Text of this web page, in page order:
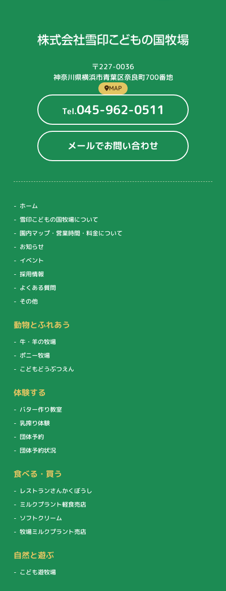
〒227-0036
神奈川県横浜市青葉区奈良町700番地
MAP
Tel.045-962-0511
メールでお問い合わせ
ホーム
雪印こどもの国牧場について
園内マップ・営業時間・料金について
お知らせ
イベント
採用情報
よくある質問
その他
動物とふれあう
牛・羊の牧場
ポニー牧場
こどもどうぶつえん
体験する
バター作り教室
乳搾り体験
団体予約
団体予約状況
食べる・買う
レストランさんかくぼうし
ミルクプラント軽食売店
ソフトクリーム
牧場ミルクプラント売店
自然と遊ぶ
こども遊牧場